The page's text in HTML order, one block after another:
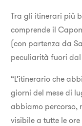
Tra gli itinerari più
comprende il
(con partenza da
peculiarità fuori dal
“L’itinerario che
giorni del mese di
abbiamo percorso,
visibile a tutte le